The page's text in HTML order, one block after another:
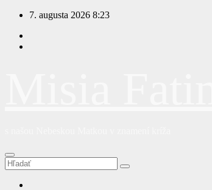
Prejsť
obsah
7. augusta 2026 8:23